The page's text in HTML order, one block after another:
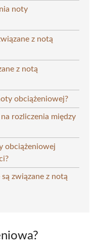
noty
z notą
z notą
obciążeniowej?
rozliczenia między
obciążeniowej
związane z notą